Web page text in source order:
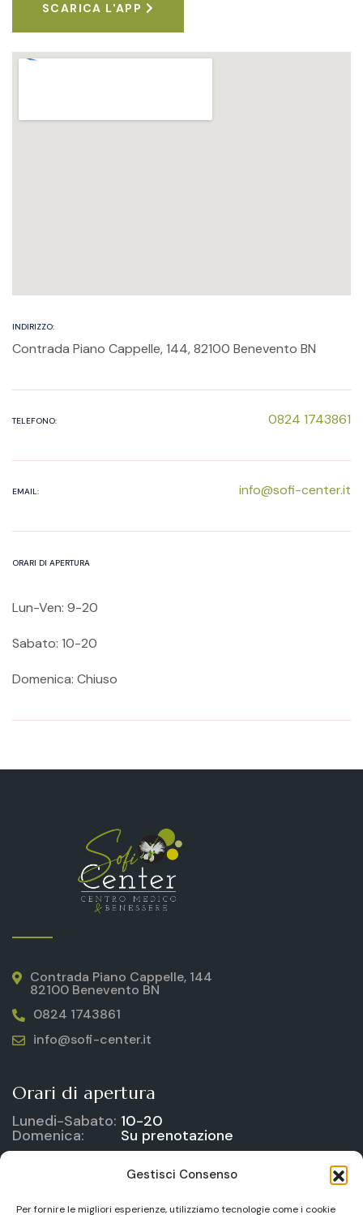
Gestisci Consenso
Per fornire le migliori esperienze, utilizziamo tecnologie come i cookie
SCARICA L'APP
INDIRIZZO:
Contrada Piano Cappelle, 144, 82100 Benevento BN
TELEFONO: 0824 1743861
EMAIL: info@sofi-center.it
ORARI DI APERTURA
Lun-Ven: 9-20
Sabato: 10-20
Domenica: Chiuso
Contrada Piano Cappelle, 144
82100 Benevento BN
0824 1743861
info@sofi-center.it
Orari di apertura
Lunedi-Sabato:
Domenica:
10-20
Su prenotazione